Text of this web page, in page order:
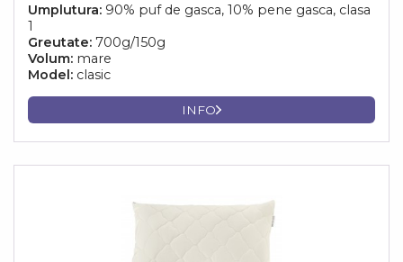
Umplutura: 90% puf de gasca, 10% pene gasca, clasa
1
Greutate: 700g/150g
Volum: mare
Model: clasic
INFO